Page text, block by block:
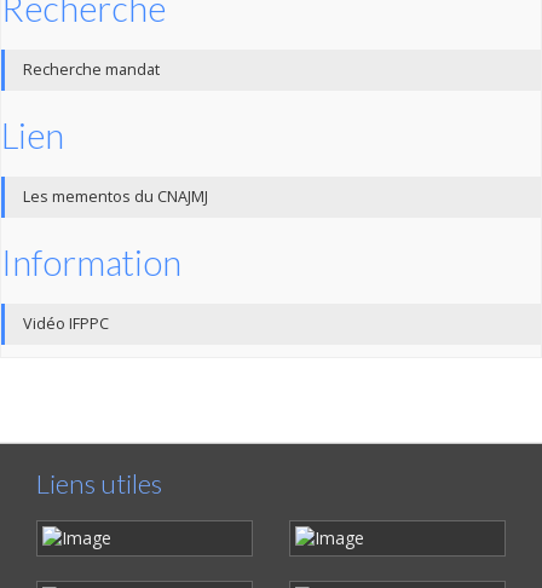
Recherche mandat
Lien
Les mementos du CNAJMJ
Information
Vidéo IFPPC
Liens utiles